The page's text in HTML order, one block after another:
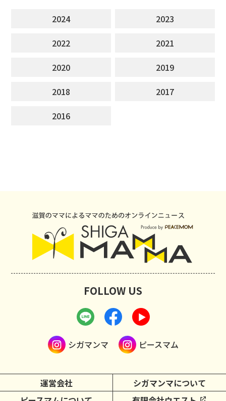
2024
2023
2022
2021
2020
2019
2018
2017
2016
運営会社
シガマンマについて
FOLLOW US
シガマンマ ピースマム